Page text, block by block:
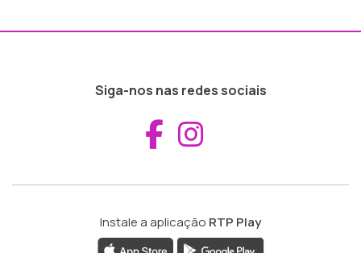
Siga-nos nas redes sociais
Aceder ao
Instale a aplicação RTP Play